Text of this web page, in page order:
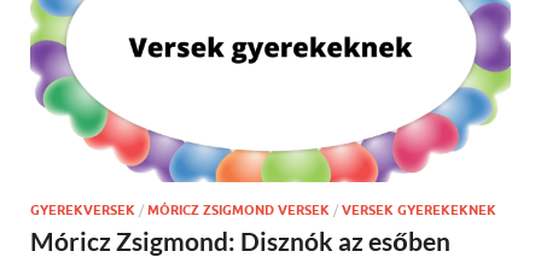
GYEREKVERSEK / MÓRICZ ZSIGMOND VERSEK / VERSEK GYEREKEKNEK
Móricz Zsigmond: Disznók az esőben